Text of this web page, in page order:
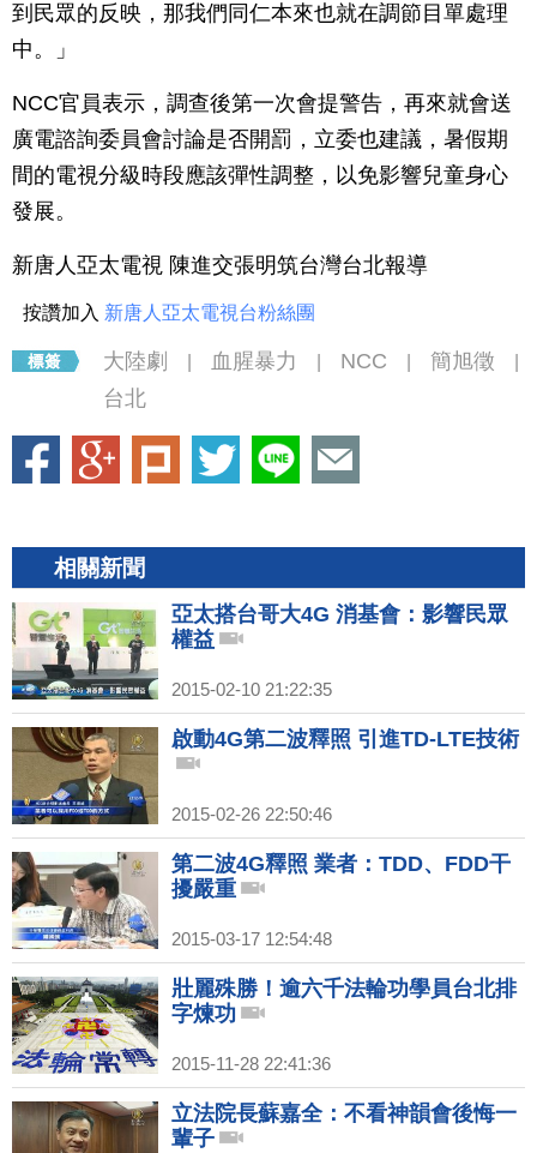
到民眾的反映，那我們同仁本來也就在調節目單處理
中。」
NCC官員表示，調查後第一次會提警告，再來就會送
廣電諮詢委員會討論是否開罰，立委也建議，暑假期
間的電視分級時段應該彈性調整，以免影響兒童身心
發展。
新唐人亞太電視 陳進交張明筑台灣台北報導
按讚加入 新唐人亞太電視台粉絲團
大陸劇 血腥暴力 NCC 簡旭徵
台北
相關新聞
亞太搭台哥大4G 消基會：影響民眾
權益
2015-02-10 21:22:35
啟動4G第二波釋照 引進TD-LTE技術
2015-02-26 22:50:46
第二波4G釋照 業者：TDD、FDD干
擾嚴重
2015-03-17 12:54:48
壯麗殊勝！逾六千法輪功學員台北排
字煉功
2015-11-28 22:41:36
立法院長蘇嘉全：不看神韻會後悔一
輩子